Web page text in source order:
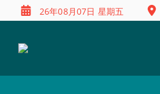
26年08月07日 星期五